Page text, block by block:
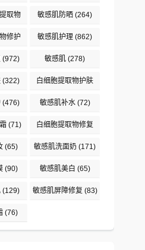
(89)
取物 敏感肌防晒 (264)
修护 敏感肌护理 (862)
(972) 敏感肌 (278)
(322) 白细胞提取物护肤
(477)
(476) 敏感肌补水(72)
(71) 白细胞提取物修复
(242)
(65) 敏感肌洗面奶 (171)
(90) 敏感肌美白 (65)
(129) 敏感肌屏障修复 (83)
(76)